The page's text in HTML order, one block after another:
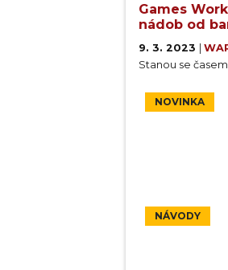
Games
nádob od
9. 3. 2023
Stanou se
NOVINKA
NÁVODY